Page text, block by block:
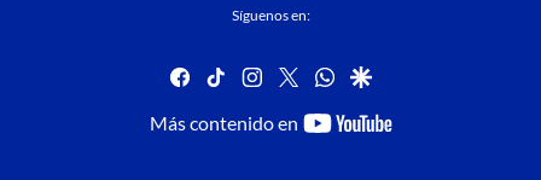
Síguenos en:
facebook
tiktok instagram
twitterwhatsapp
google
Más contenido en
youtube-